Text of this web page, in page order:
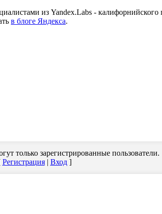
из Yandex.Labs - калифорнийского
в блоге Яндекса.
только зарегистрированные пользователи.
Регистрация| Вход]